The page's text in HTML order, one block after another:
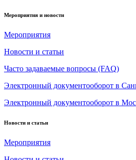
Мероприятия и новости
Мероприятия
Новости и статьи
Часто задаваемые вопросы (FAQ)
Электронный документооборот в
Электронный документооборот в
Новости и статьи
Мероприятия